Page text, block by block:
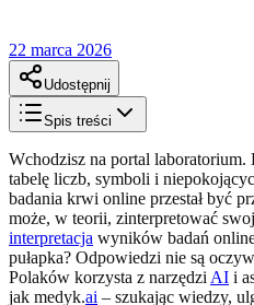
22 marca 2026
Udostępnij
Spis treści
Wchodzisz na portal laboratorium.
tabelę liczb, symboli i
badania krwi online przestał być
może, w teorii, zinterpretować
interpretacja wyników badań
pułapka? Odpowiedzi nie są
Polaków korzysta z narzędzi AI i
jak medyk.ai – szukając wiedzy,